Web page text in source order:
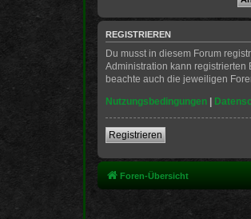
REGISTRIEREN
Du musst in diesem Forum
Administration kann
beachte auch die jeweiligen
Nutzungsbedingungen |
Registrieren
Foren-Übersicht